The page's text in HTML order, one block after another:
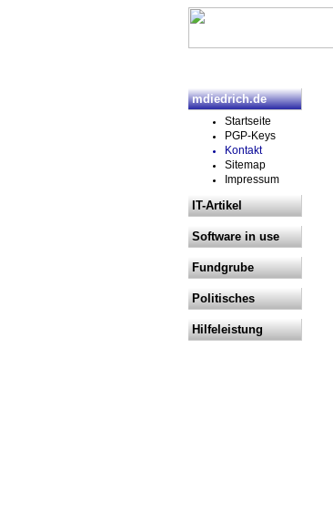
mdiedrich.de
Startseite
PGP-Keys
Kontakt
Sitemap
Impressum
IT-Artikel
Software in use
Fundgrube
Politisches
Hilfeleistung